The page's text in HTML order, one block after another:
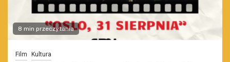
8 min przeczytania
Film Kultura